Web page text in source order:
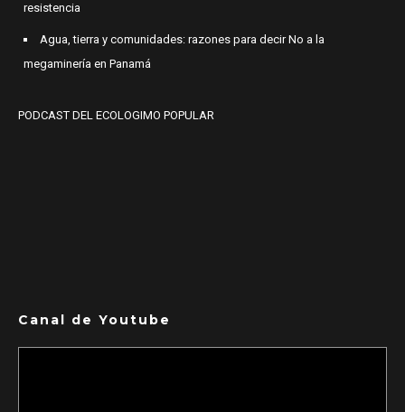
resistencia
Agua, tierra y comunidades: razones para decir No a la
megaminería en Panamá
PODCAST DEL ECOLOGIMO POPULAR
Canal de Youtube